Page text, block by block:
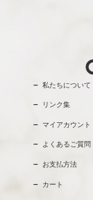
私たちについて
リンク集
マイアカウント
よくあるご質問
お支払方法
カート